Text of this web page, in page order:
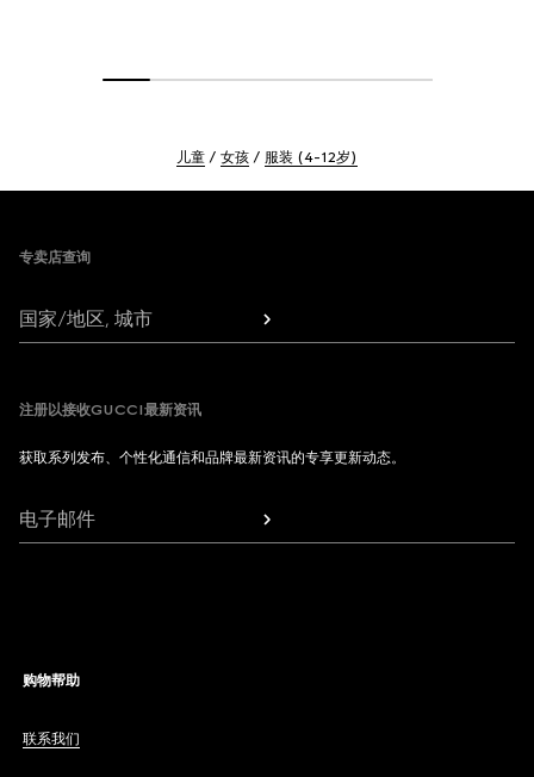
儿童 女孩 服装 (4-12岁)
专卖店查询
国家/地区, 城市
注册以接收GUCCI最新资讯
获取系列发布、个性化通信和品牌最新资讯的专享更新动态。
电子邮件
购物帮助
联系我们